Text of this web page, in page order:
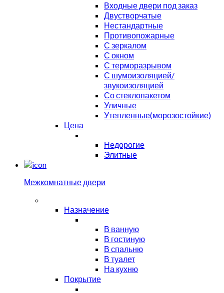
Входные двери под заказ
Двустворчатые
Нестандартные
Противопожарные
С зеркалом
С окном
С терморазрывом
С шумоизоляцией/
звукоизоляцией
Со стеклопакетом
Уличные
Утепленные(морозостойкие)
Цена
Недорогие
Элитные
Межкомнатные двери
Назначение
В ванную
В гостиную
В спальню
В туалет
На кухню
Покрытие